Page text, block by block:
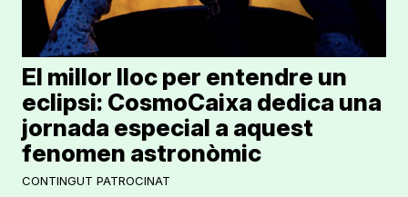
CONTINGUT PATROCINAT
El millor lloc per entendre un
eclipsi: CosmoCaixa dedica una
jornada especial a aquest
fenomen astronòmic